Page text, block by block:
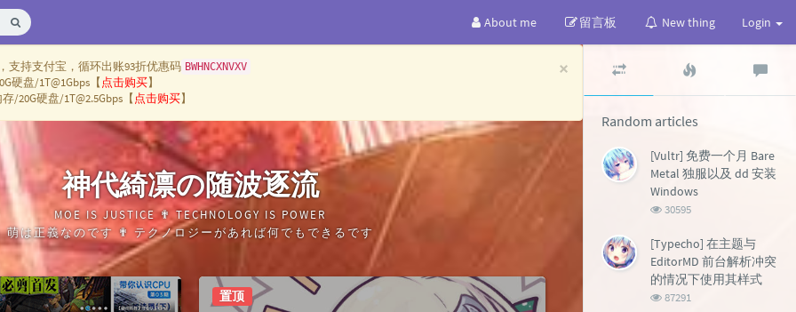
About me 留言板 New thing Login
×
支持支付宝，循环出账93折优惠码 BWHNCXNVXV
硬盘/1T@1Gbps【点击购买】
/20G硬盘/1T@2.5Gbps【点击购买】
神代綺凛の随波逐流
MOE IS JUSTICE ✟ TECHNOLOGY IS POWER
萌は正義なのです ✟ テクノロジーがあれば何でもできるです
置顶
Random articles
[Vultr] 免费一个月 Bare
Metal 独服以及 dd 安装
Windows
浏
次
数:
30595
[Typecho] 在主题与
EditorMD 前台解析冲突
的情况下使用其样式
浏
87291